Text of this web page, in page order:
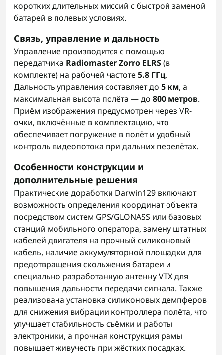
коротких длительных миссий с быстрой заменой
батарей в полевых условиях.
Связь, управление и дальность
Управление производится с помощью
передатчика Radiomaster Zorro ELRS(в
комплекте) на рабочей частоте 5.8 ГГц.
Дальность управления составляет до 5 км, а
максимальная высота полёта — до 800 метров.
Приём изображения предусмотрен через VR-
очки, включённые в комплектацию, что
обеспечивает погружение в полёт и удобный
контроль видеопотока при дальних перелётах.
Особенности конструкции и
дополнительные решения
Практические доработки Darwin129 включают
возможность определения координат объекта
посредством систем GPS/GLONASS или базовых
станций мобильного оператора, замену штатных
кабелей двигателя на прочный силиконовый
кабель, наличие аккумуляторной площадки для
предотвращения скольжения батареи и
специально разработанную антенну VTX для
повышения дальности передачи сигнала. Также
реализована установка силиконовых демпферов
для снижения вибрации контроллера полёта, что
улучшает стабильность съёмки и работы
электроники, а прочная конструкция рамы
повышает живучесть при жёстких посадках.